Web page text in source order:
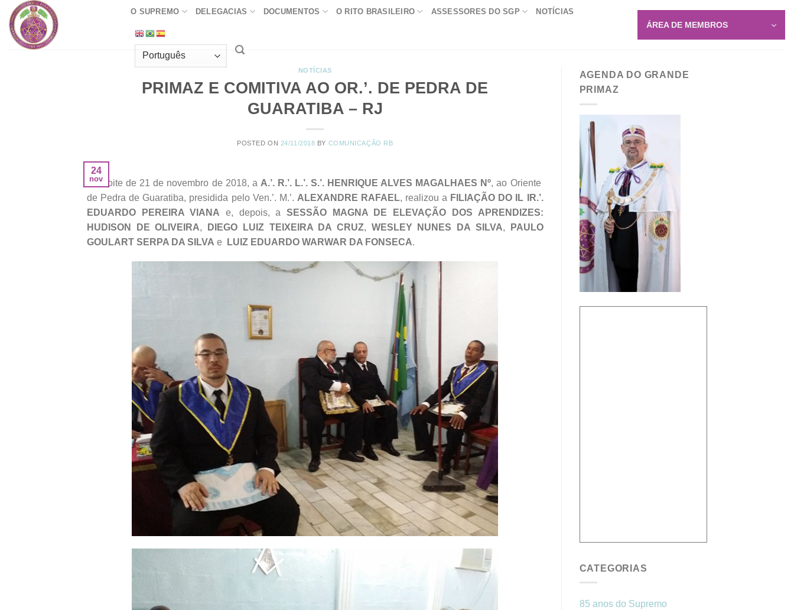
Skip
content
O SUPREMO DELEGACIAS DOCUMENTOS O RITO BRASILEIRO ASSESSORES DO SGP NOTÍCIAS
ÁREA DE MEMBROS
NOTÍCIAS
PRIMAZ E COMITIVA AO OR.’. DE PEDRA DE
GUARATIBA – RJ
POSTED ON 24/11/2018 BY COMUNICAÇÃO RB
24
nov
Na noite de 21 de novembro de 2018, a A.’. R.’. L.’. S.’. HENRIQUE ALVES MAGALHAES Nº, ao Oriente
de Pedra de Guaratiba, presidida pelo Ven.’. M.’. ALEXANDRE RAFAEL, realizou a FILIAÇÃO DO IL IR.’.
EDUARDO PEREIRA VIANA e, depois, aSESSÃO MAGNA DE ELEVAÇÃO
DOS APRENDIZES:
HUDISON DE OLIVEIRA, DIEGO LUIZ TEIXEIRA DA CRUZ, WESLEY NUNES DA SILVA,
PAULO
GOULART SERPA DA SILVA e LUIZ EDUARDO WARWAR DA FONSECA.
AGENDA DO GRANDE
PRIMAZ
CATEGORIAS
85 anos do Supremo